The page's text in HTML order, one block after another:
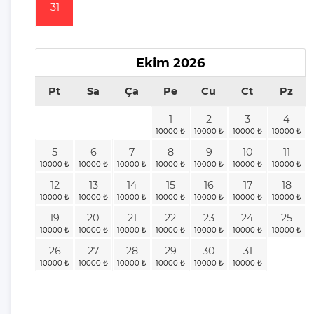
Kaş'ta Neler Var?
Gezegeni Öneriyor
Balayı Villası Önerileri | Villa
Gezegeni Öneriyor
Kiralama Servisi
Farklı Tatil Bölgelerinde Villa
Kiralama
İstediğiniz Havuzlu Villayı
Seçebilirsiniz
Kiralık Villa Tercihinde Yeni
Seçenekler
31
Ekim 2026
Pt Sa Ça Pe Cu Ct Pz
1 2 3 4
5 6 7 8 9 10 11
12 13 14 15 16 17 18
19 20 21 22 23 24 25
26 27 28 29 30 31